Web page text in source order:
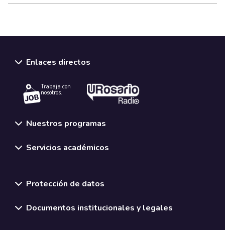
Enlaces directos
Trabaja con
nosotros.
Nuestros programas
Servicios académicos
Protección de datos
Documentos institucionales y legales